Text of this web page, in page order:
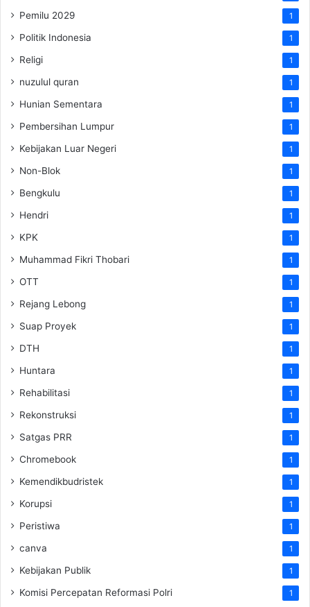
Pemilu 2029 1
Politik Indonesia 1
Religi 1
nuzulul quran 1
Hunian Sementara 1
Pembersihan Lumpur 1
Kebijakan Luar Negeri 1
Non-Blok 1
Bengkulu 1
Hendri 1
KPK 1
Muhammad Fikri Thobari 1
OTT 1
Rejang Lebong 1
Suap Proyek 1
DTH 1
Huntara 1
Rehabilitasi 1
Rekonstruksi 1
Satgas PRR 1
Chromebook 1
Kemendikbudristek 1
Korupsi 1
Peristiwa 1
canva 1
Kebijakan Publik 1
Komisi Percepatan Reformasi Polri 1